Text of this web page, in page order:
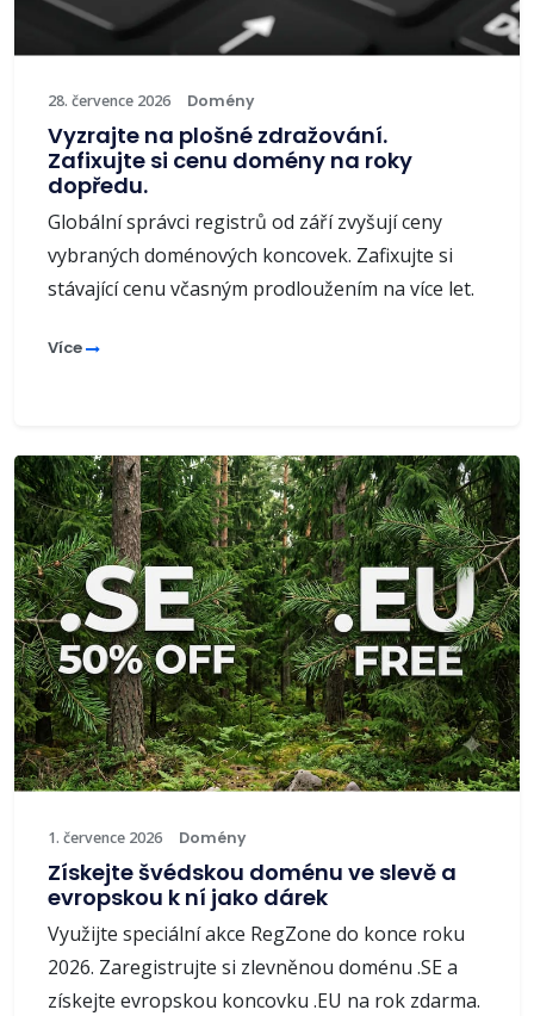
28. července 2026 Domény
Vyzrajte na plošné zdražování.
Zafixujte si cenu domény na roky
dopředu.
Globální správci registrů od září zvyšují ceny
vybraných doménových koncovek. Zafixujte si
stávající cenu včasným prodloužením na více let.
Více
1. července 2026 Domény
Získejte švédskou doménu ve slevě a
evropskou k ní jako dárek
Využijte speciální akce RegZone do konce roku
2026. Zaregistrujte si zlevněnou doménu .SE a
získejte evropskou koncovku .EU na rok zdarma.